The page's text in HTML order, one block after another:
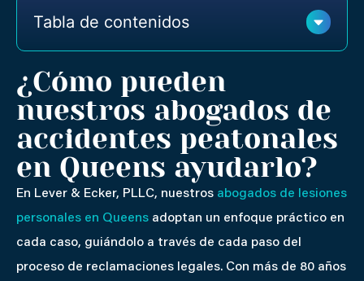
Tabla de contenidos
¿Cómo pueden
nuestros abogados de
accidentes peatonales
en Queens ayudarlo?
En Lever & Ecker, PLLC, nuestros abogados de lesiones
personales en Queens adoptan un enfoque práctico en
cada caso, guiándolo a través de cada paso del
proceso de reclamaciones legales. Con más de 80 años